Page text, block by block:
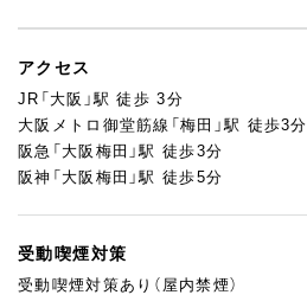
アクセス
JR「大阪」駅 徒歩 3分
大阪メトロ御堂筋線「梅田」駅 徒歩3分
阪急「大阪梅田」駅 徒歩3分
阪神「大阪梅田」駅 徒歩5分
受動喫煙対策
受動喫煙対策あり（屋内禁煙）